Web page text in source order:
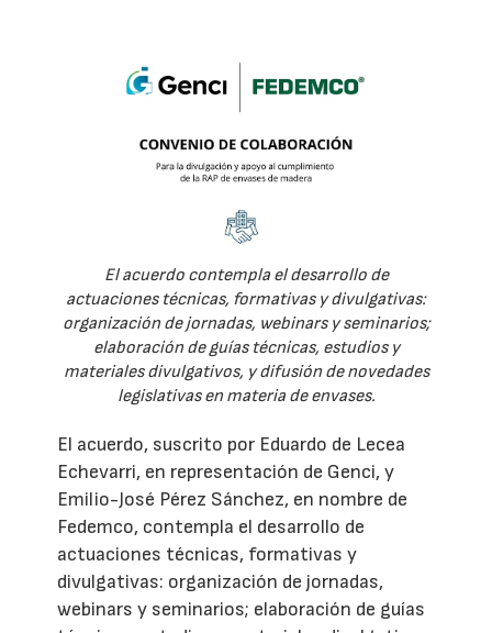
El acuerdo contempla el desarrollo de
actuaciones técnicas, formativas y divulgativas:
organización de jornadas, webinars y seminarios;
elaboración de guías técnicas, estudios y
materiales divulgativos, y difusión de novedades
legislativas en materia de envases.
El acuerdo, suscrito por Eduardo de Lecea
Echevarri, en representación de Genci, y
Emilio-José Pérez Sánchez, en nombre de
Fedemco, contempla el desarrollo de
actuaciones técnicas, formativas y
divulgativas: organización de jornadas,
webinars y seminarios; elaboración de guías